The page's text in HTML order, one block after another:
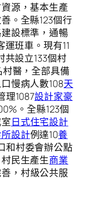
源，基本生產
。全縣123個行
設標準，通暢
班車。現有11
共設立133個村
醫，全部具備
慢病人數108天
理1087設計家豪
。全縣123個
日式住宅設計
設計例達10養
和村委會辦公點
民生產生商業
，村級公共服